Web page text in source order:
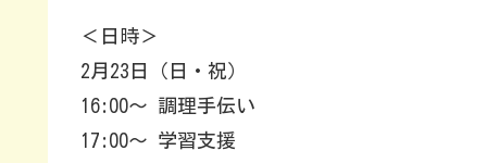
＜日時＞
2月23日（日・祝）
16:00〜 調理手伝い
17:00〜 学習支援